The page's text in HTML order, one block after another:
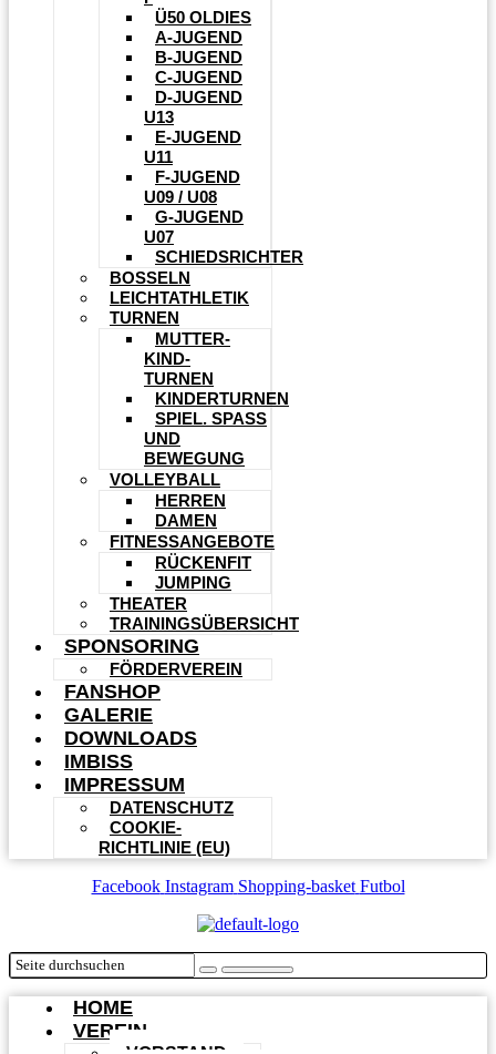
Ü50 OLDIES
A-JUGEND
B-JUGEND
C-JUGEND
D-JUGEND
U13
E-JUGEND
U11
F-JUGEND
U09 / U08
G-JUGEND
U07
SCHIEDSRICHTER
BOSSELN
LEICHTATHLETIK
TURNEN
MUTTER-
KIND-
TURNEN
KINDERTURNEN
SPIEL. SPASS U
ND B
EWEGUNG
VOLLEYBALL
HERREN
DAMEN
FITNESSANGEBOTE
RÜCKENFIT
JUMPING
THEATER
TRAININGSÜBERSICHT
SPONSORING
FÖRDERVEREIN
FANSHOP
GALERIE
DOWNLOADS
IMBISS
IMPRESSUM
DATENSCHUTZ
COOKIE-
RICHTLINIE (EU)
Facebook Instagram Shopping-basket Futbol
HOME
VEREIN